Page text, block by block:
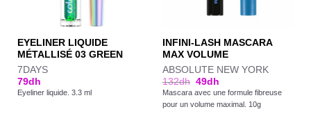
EYELINER LIQUIDE
MÉTALLISÉ 03 GREEN
7DAYS
79dh
Eyeliner liquide. 3.3 ml
INFINI-LASH MASCARA
MAX VOLUME
ABSOLUTE NEW YORK
132dh 49dh
Mascara avec une formule fibreuse
pour un volume maximal. 10g